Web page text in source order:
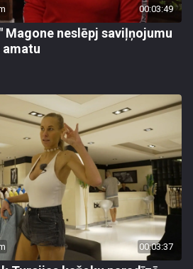
00:03:49
neslēpj saviļņojumu
00:03:37